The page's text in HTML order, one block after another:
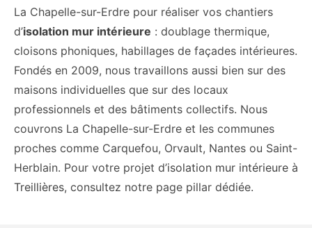
La Chapelle-sur-Erdre pour réaliser vos chantiers
d’isolation mur intérieure : doublage thermique,
cloisons phoniques, habillages de façades intérieures.
Fondés en 2009, nous travaillons aussi bien sur des
maisons individuelles que sur des locaux
professionnels et des bâtiments collectifs. Nous
couvrons La Chapelle-sur-Erdre et les communes
proches comme Carquefou, Orvault, Nantes ou Saint-
Herblain. Pour votre projet d’isolation mur intérieure à
Treillières, consultez notre page pillar dédiée.